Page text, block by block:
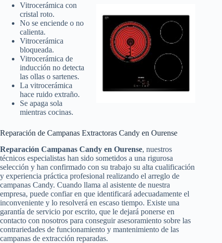
Vitrocerámica con
cristal roto.
No se enciende o no
calienta.
Vitrocerámica
bloqueada.
Vitrocerámica de
inducción no detecta
las ollas o sartenes.
La vitrocerámica
hace ruido extraño.
Se apaga sola
mientras cocinas.
Reparación de Campanas Extractoras Candy en Ourense
Reparación Campanas Candy en Ourense, nuestros
técnicos especialistas han sido sometidos a una rigurosa
selección y han confirmado con su trabajo su alta cualificación
y experiencia práctica profesional realizando el arreglo de
campanas Candy. Cuando llama al asistente de nuestra
empresa, puede confiar en que identificará adecuadamente el
inconveniente y lo resolverá en escaso tiempo. Existe una
garantía de servicio por escrito, que le dejará ponerse en
contacto con nosotros para conseguir asesoramiento sobre las
contrariedades de funcionamiento y mantenimiento de las
campanas de extracción reparadas.